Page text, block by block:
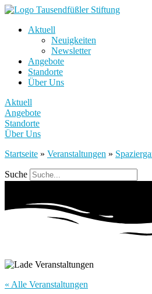
Aktuell
Neuigkeiten
Newsletter
Angebote
Standorte
Über Uns
Aktuell
Angebote
Standorte
Über Uns
Startseite » Veranstaltungen »
Suche
« Alle Veranstaltungen